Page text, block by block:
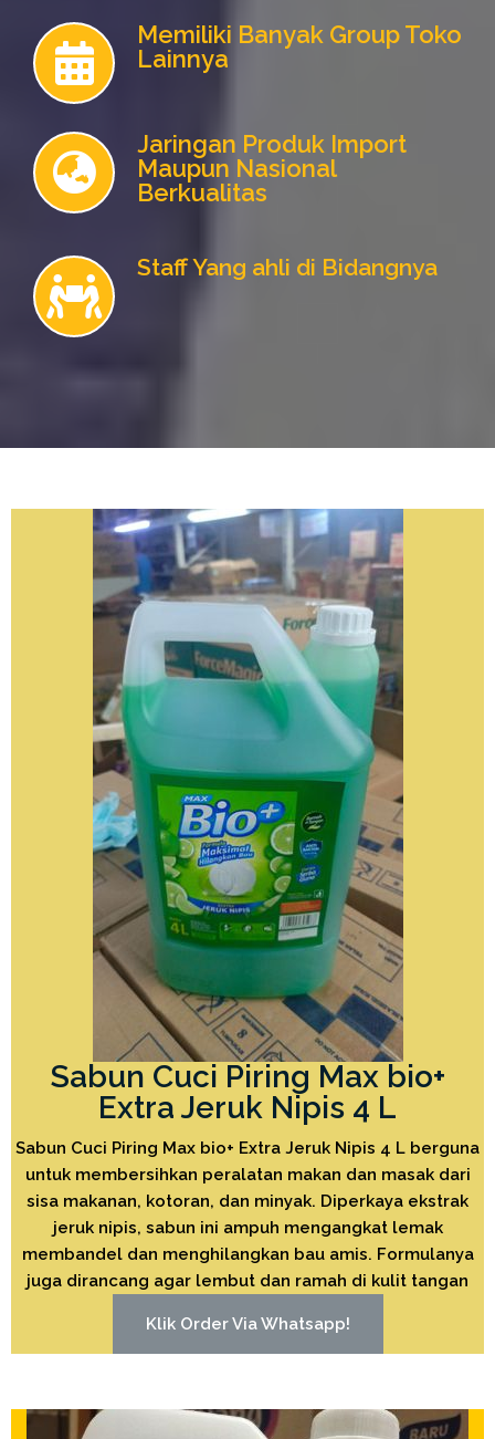
Memiliki Banyak Group Toko
Lainnya
Jaringan Produk Import
Maupun Nasional
Berkualitas
Staff Yang ahli di Bidangnya
Sabun Cuci Piring Max bio+
Extra Jeruk Nipis 4 L
Sabun Cuci Piring Max bio+ Extra Jeruk Nipis 4 L berguna
untuk membersihkan peralatan makan dan masak dari
sisa makanan, kotoran, dan minyak. Diperkaya ekstrak
jeruk nipis, sabun ini ampuh mengangkat lemak
membandel dan menghilangkan bau amis. Formulanya
juga dirancang agar lembut dan ramah di kulit tangan
Klik Order Via Whatsapp!